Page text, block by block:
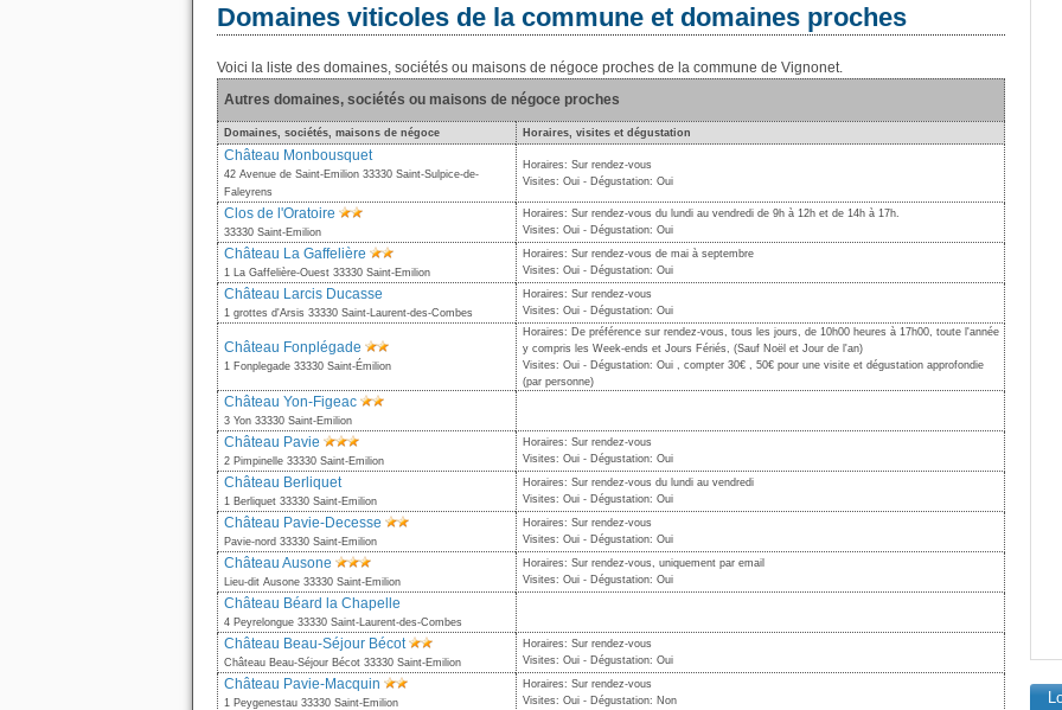
Domaines viticoles de la commune et domaines proches
Voici la liste des domaines, sociétés ou maisons de négoce proches de la commune de Vignonet.
Autres domaines, sociétés ou maisons de négoce proches
Domaines, sociétés, maisons de négoce Horaires, visites et dégustation
Château Monbousquet
42 Avenue de Saint-Emilion 33330 Saint-Sulpice-de-
Faleyrens
Horaires: Sur rendez-vous
Visites: Oui - Dégustation: Oui
Clos de l'Oratoire
33330 Saint-Emilion
Horaires: Sur rendez-vous du lundi au vendredi de 9h à 12h et de 14h à 17h.
Visites: Oui - Dégustation: Oui
Château La Gaffelière
1 La Gaffelière-Ouest 33330 Saint-Emilion
Horaires: Sur rendez-vous de mai à septembre
Visites: Oui - Dégustation: Oui
Château Larcis Ducasse
1 grottes d'Arsis 33330 Saint-Laurent-des-Combes
Horaires: Sur rendez-vous
Visites: Oui - Dégustation: Oui
Château Fonplégade
1 Fonplegade 33330 Saint-Émilion
Horaires: De préférence sur rendez-vous, tous les jours, de 10h00 heures à 17h00, toute l'année
y compris les Week-ends et Jours Fériés, (Sauf Noël et Jour de l'an)
Visites: Oui - Dégustation: Oui , compter 30€ , 50€ pour une visite et dégustation approfondie
(par personne)
Château Yon-Figeac
3 Yon 33330 Saint-Emilion
Château Pavie
2 Pimpinelle 33330 Saint-Emilion
Horaires: Sur rendez-vous
Visites: Oui - Dégustation: Oui
Château Berliquet
1 Berliquet 33330 Saint-Emilion
Horaires: Sur rendez-vous du lundi au vendredi
Visites: Oui - Dégustation: Oui
Château Pavie-Decesse
Pavie-nord 33330 Saint-Emilion
Horaires: Sur rendez-vous
Visites: Oui - Dégustation: Oui
Château Ausone
Lieu-dit Ausone 33330 Saint-Emilion
Horaires: Sur rendez-vous, uniquement par email
Visites: Oui - Dégustation: Oui
Château Béard la Chapelle
4 Peyrelongue 33330 Saint-Laurent-des-Combes
Château Beau-Séjour Bécot
Château Beau-Séjour Bécot 33330 Saint-Emilion
Horaires: Sur rendez-vous
Visites: Oui - Dégustation: Oui
Château Pavie-Macquin
1 Peygenestau 33330 Saint-Emilion
Horaires: Sur rendez-vous
Visites: Oui - Dégustation: Non